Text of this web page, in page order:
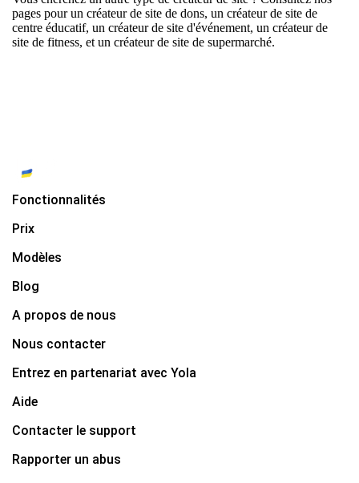
pages pour un créateur de site de dons, un créateur de site de
centre éducatif, un créateur de site d'événement, un créateur de
site de fitness, et un créateur de site de supermarché.
Fonctionnalités
Prix
Modèles
Blog
A propos de nous
Nous contacter
Entrez en partenariat avec Yola
Aide
Contacter le support
Rapporter un abus